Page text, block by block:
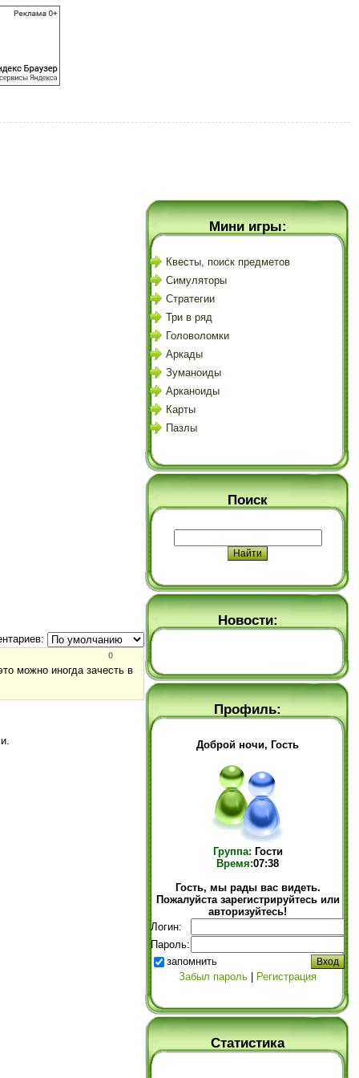
0
можно иногда зачесть в
Мини игры:
Квесты, поиск предметов
Симуляторы
Стратегии
Три в ряд
Головоломки
Аркады
Зуманоиды
Арканоиды
Карты
Пазлы
Поиск
Новости:
Профиль:
Доброй ночи, Гость
Группа: Гости
Время:07:38
Гость, мы рады вас видеть.
Пожалуйста зарегистрируйтесь или
авторизуйтесь!
Логин:
Пароль:
запомнить
Забыл пароль
Регистрация
Статистика